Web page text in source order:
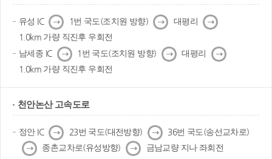
유성 IC 다
음
1번 국도(조치원 방향) 다
음
대평리 다
음
1.0km 가량 직진후 우회전
남세종 IC 다
음
1번 국도(조치원 방향) 다
음
대평리
다
음
1.0km 가량 직진후 우회전
천안논산 고속도로
정안 IC 다
음
23번 국도(대전방향) 다
음
36번 국도(송선교차로)
다
음
종촌교차로(유성방향) 다
음
금남교량 지나 좌회전